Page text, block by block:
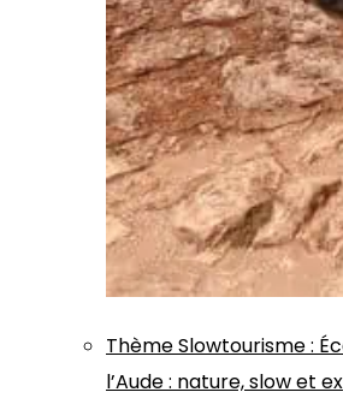
ThèmeSlowtourisme:
l’Aude : nature, slow et